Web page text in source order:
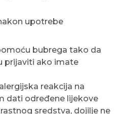
upotrebe
bubrega tako da
prijaviti ako imate
reakcija na
dati određene lijekove
sredstva, dojilje ne